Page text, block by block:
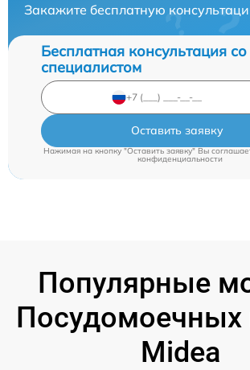
Закажите бесплатную
Бесплатная консультация со
специалистом
Оставить заявку
Нажимая на кнопку "Оставить заявку" Вы
конфиденциальности
Популярные
Midea